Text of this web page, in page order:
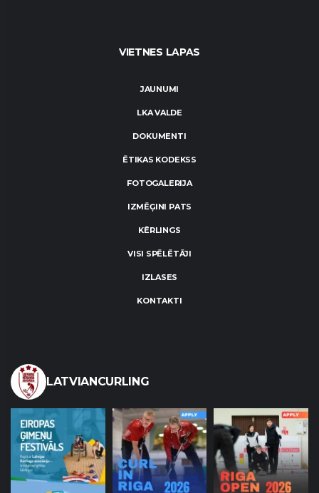
VIETNES LAPAS
JAUNUMI
LKA VALDE
DOKUMENTI
ĒTIKAS KODEKSS
FOTOGALERIJA
IZMĒĢINI PATS
KĒRLINGS
VISI SPĒLĒTĀJI
IZLASES
KONTAKTI
LATVIANCURLING